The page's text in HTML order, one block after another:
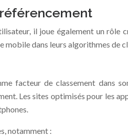
il joue également un
mobile dans leurs algorithmes de
facteur de classement dans
Les sites optimisés pour les
notamment :